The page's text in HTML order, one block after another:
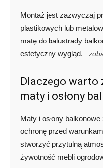
Montaż jest zazwyczaj
plastikowych lub
matę do balustrady
estetyczny wygląd.
Dlaczego warto
maty i osłony
Maty i osłony
ochronę przed
stworzyć przytulną
żywotność mebli